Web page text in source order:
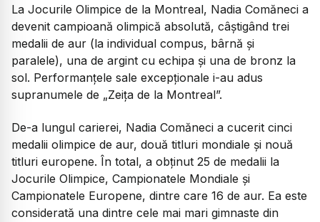
La Jocurile Olimpice de la Montreal, Nadia Comăneci a
devenit campioană olimpică absolută, câștigând trei
medalii de aur (la individual compus, bârnă și
paralele), una de argint cu echipa și una de bronz la
sol. Performanțele sale excepționale i-au adus
supranumele de „Zeița de la Montreal”.
De-a lungul carierei, Nadia Comăneci a cucerit cinci
medalii olimpice de aur, două titluri mondiale și nouă
titluri europene. În total, a obținut 25 de medalii la
Jocurile Olimpice, Campionatele Mondiale și
Campionatele Europene, dintre care 16 de aur. Ea este
considerată una dintre cele mai mari gimnaste din